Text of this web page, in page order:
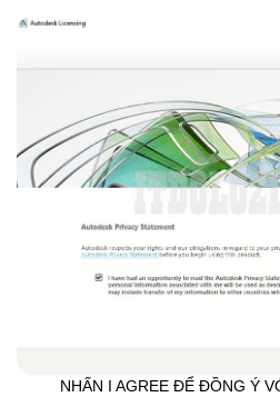
NHẤN I AGREE ĐỂ ĐỒNG Ý